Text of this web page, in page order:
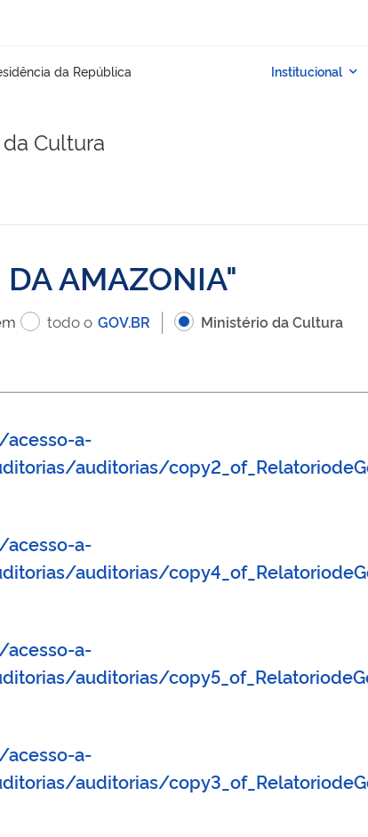
de navegação
Cultura
AMAZONIA
todo o GOV.BR Ministério da Cultura
a-
auditorias/
a-
auditorias/
a-
auditorias/
a-
auditorias/